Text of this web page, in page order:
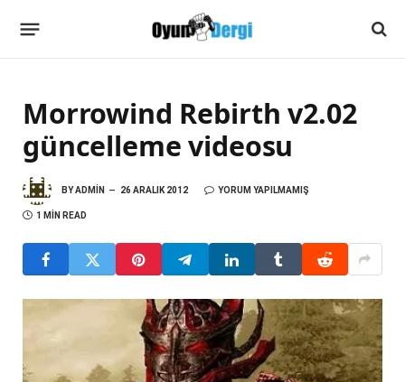
Morrowind Rebirth v2.02
güncelleme videosu
BYADMIN 26 ARALIK 2012 YORUM YAPILMAMIŞ
1 MIN READ